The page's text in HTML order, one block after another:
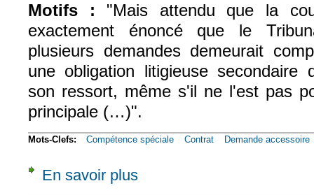
Motifs :
"Mais attendu que la
exactement énoncé que le
plusieurs demandes demeurait
une obligation litigieuse secondaire
son ressort, même s'il ne l'est pas
principale (…)".
Mots-Clefs: Compétence spéciale Contrat Demande accessoire
En savoir plus